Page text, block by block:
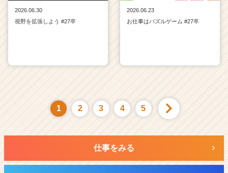
2026.06.30
視野を拡張しよう #27卒
2026.06.23
お仕事はパズルゲーム #27卒
1 2 3 4 5
仕事をみる